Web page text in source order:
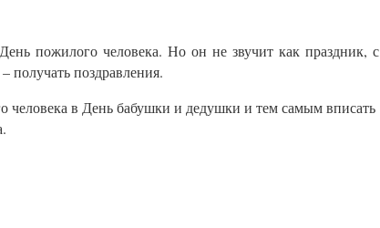
пожилого человека. Но он не звучит как праздник, с
получать поздравления.
человека в День бабушки и дедушки и тем самым вписать